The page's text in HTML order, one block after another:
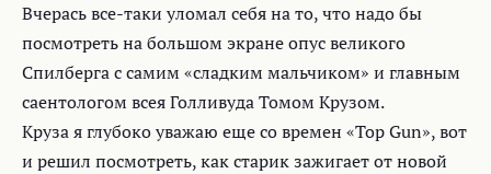
Вчерась все-таки уломал себя на то, что надо бы
посмотреть на большом экране опус великого
Спилберга с самим «сладким мальчиком» и главным
саентологом всея Голливуда Томом Крузом.
Круза я глубоко уважаю еще со времен «Top Gun», вот
и решил посмотреть, как старик зажигает от новой